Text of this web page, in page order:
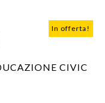
In offerta!
CIVIC